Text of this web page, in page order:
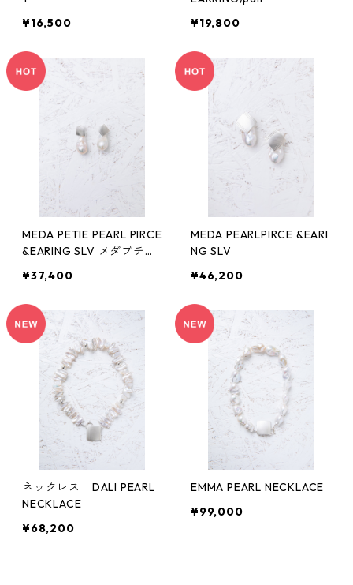
¥16,500
¥19,800
MEDA PETIE PEARL PIRCE
&EARING SLV メダプチ
¥37,400
MEDA PEARLPIRCE &EARI
NG SLV
¥46,200
ネックレス DALI PEARL
NECKLACE
¥68,200
EMMA PEARL NECKLACE
¥99,000